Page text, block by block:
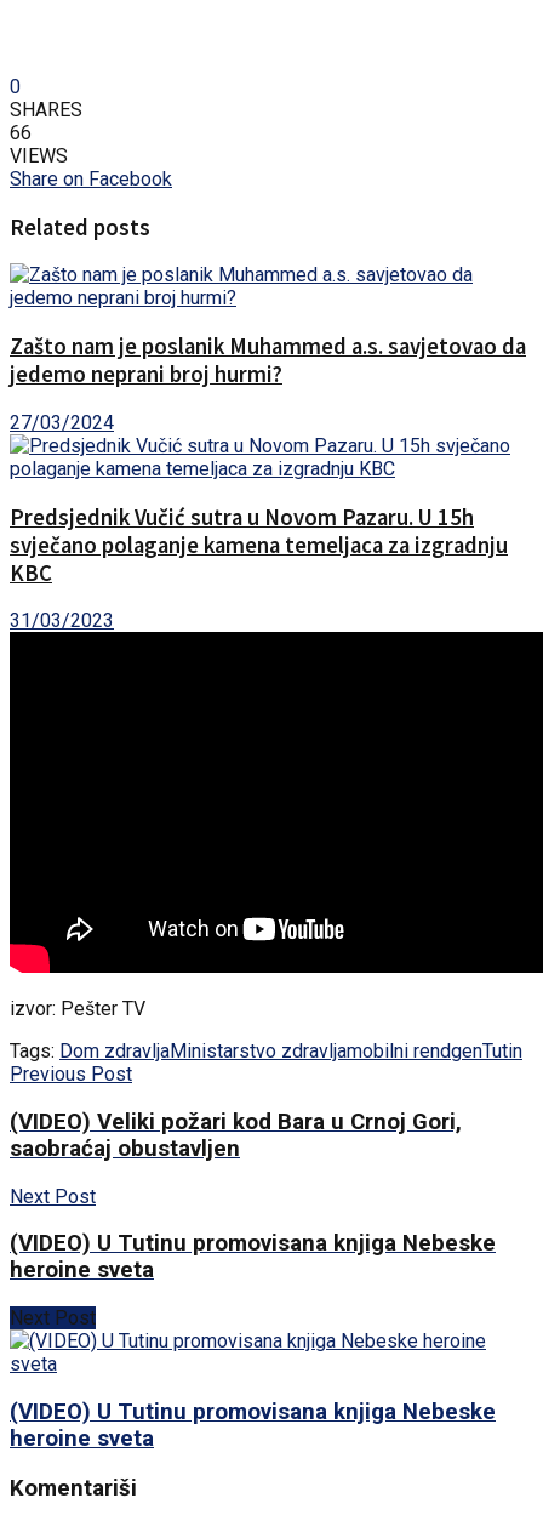
0
SHARES
66
VIEWS
Share on Facebook
Related posts
Zašto nam je poslanik Muhammed a.s. savjetovao da
jedemo neprani broj hurmi?
27/03/2024
Predsjednik Vučić sutra u Novom Pazaru. U 15h
svječano polaganje kamena temeljaca za izgradnju
KBC
31/03/2023
izvor: Pešter TV
Tags: Dom zdravljaMinistarstvo zdravljamobilni rendgenTutin
Previous Post
(VIDEO) Veliki požari kod Bara u Crnoj Gori,
saobraćaj obustavljen
Next Post
(VIDEO) U Tutinu promovisana knjiga Nebeske
heroine sveta
Next Post
(VIDEO) U Tutinu promovisana knjiga Nebeske
heroine sveta
Komentariši